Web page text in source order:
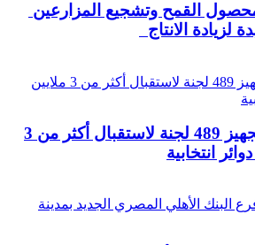
القمح وتشجيع المزارعين
لزيادة الانتاج
محافظ المنيا يعلن تجهيز 489 لجنة لاستقبال أكثر من 3
انتخابية